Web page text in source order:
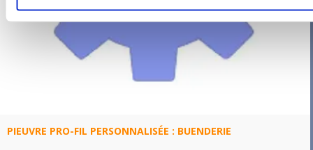
PIEUVRE PRO-FIL PERSONNALISÉE : BUENDERIE